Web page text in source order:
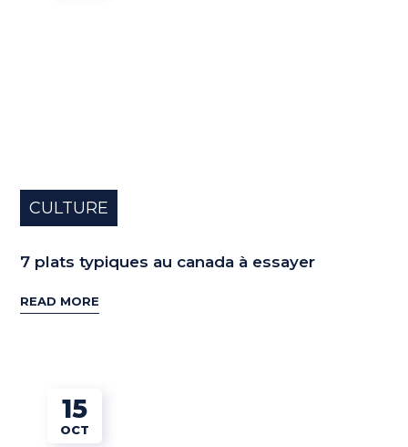
CULTURE
7 plats typiques au canada à essayer
READ MORE
15
OCT